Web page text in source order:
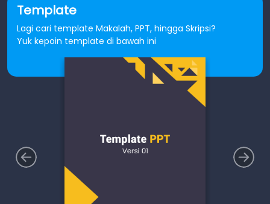
Template
Lagi cari template Makalah, PPT, hingga Skripsi?
Yuk kepoin template di bawah ini